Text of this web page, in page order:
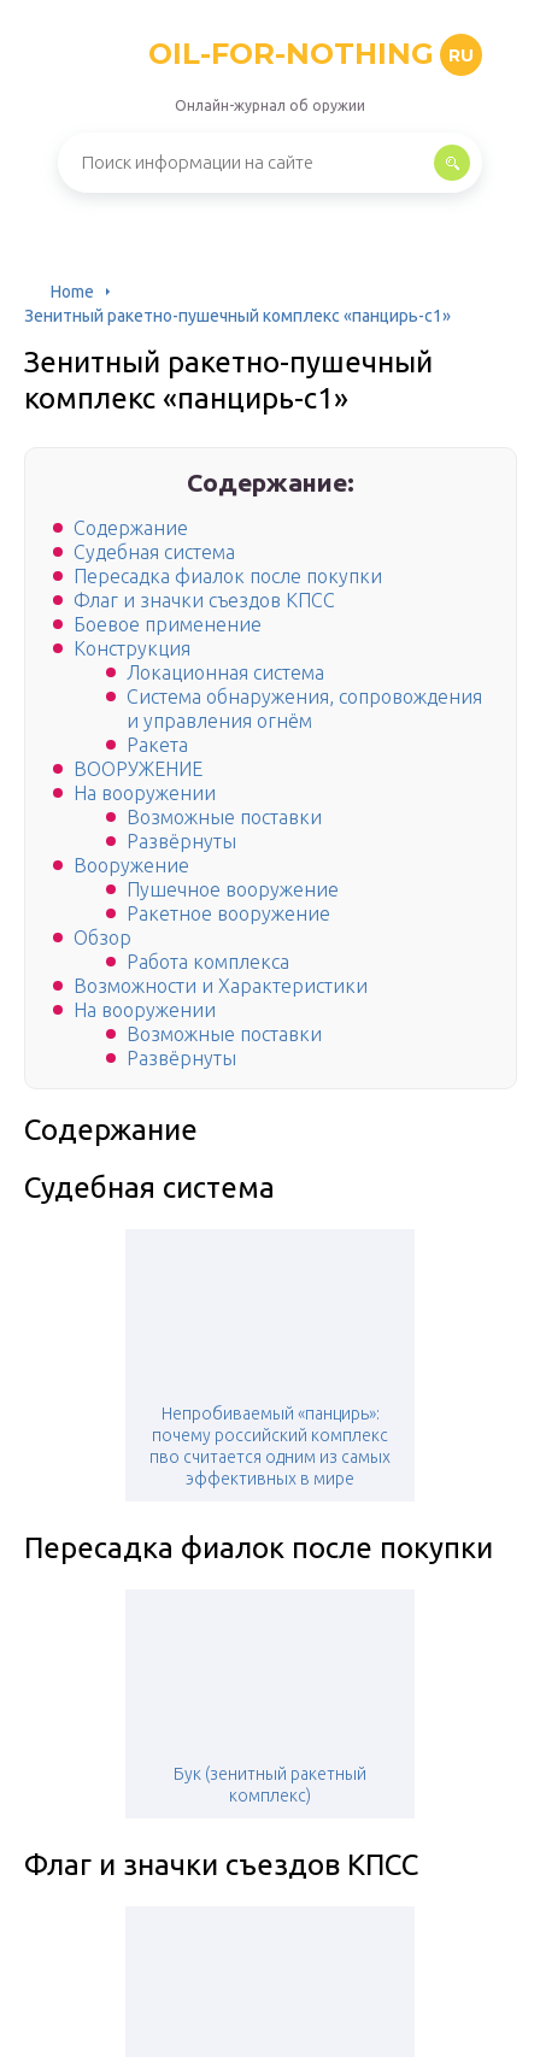
OIL-FOR-NOTHING RU
Онлайн-журнал об оружии
Home
Зенитный ракетно-пушечный комплекс «панцирь-с1»
Зенитный ракетно-пушечный
комплекс «панцирь-с1»
Содержание:
Содержание
Судебная система
Пересадка фиалок после покупки
Флаг и значки съездов КПСС
Боевое применение
Конструкция
Локационная система
Система обнаружения, сопровождения
и управления огнём
Ракета
ВООРУЖЕНИЕ
На вооружении
Возможные поставки
Развёрнуты
Вооружение
Пушечное вооружение
Ракетное вооружение
Обзор
Работа комплекса
Возможности и Характеристики
На вооружении
Возможные поставки
Развёрнуты
Содержание
Судебная система
Непробиваемый «панцирь»:
почему российский комплекс
пво считается одним из самых
эффективных в мире
Пересадка фиалок после покупки
Бук (зенитный ракетный
комплекс)
Флаг и значки съездов КПСС